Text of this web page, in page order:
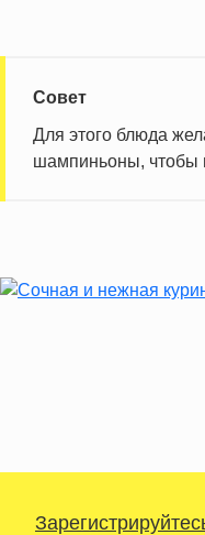
Совет
Для этого блюда
шампиньоны, чтобы